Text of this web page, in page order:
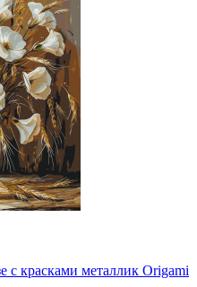
с красками металлик Origami